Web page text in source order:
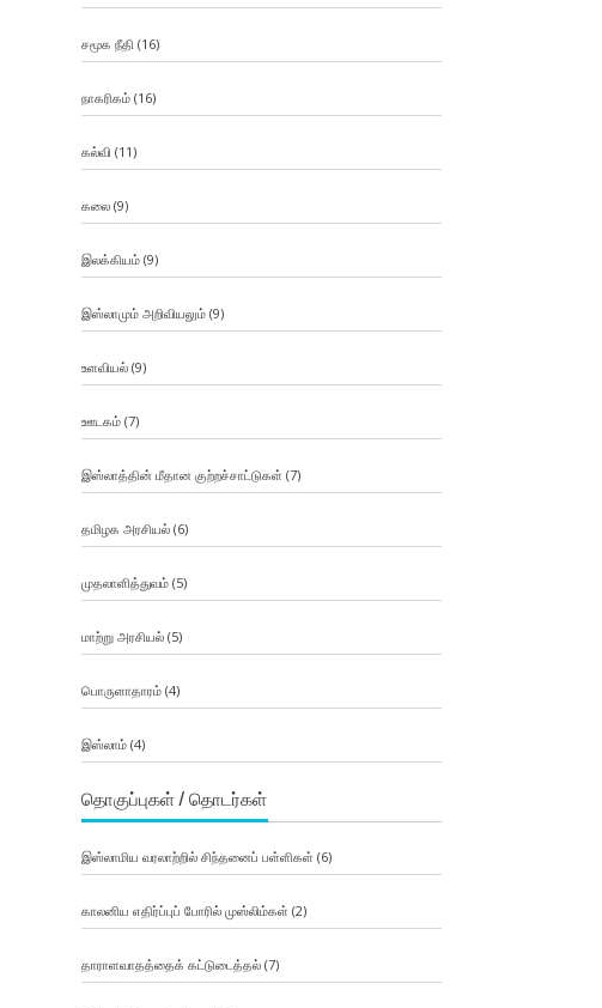
சமூக நீதி (16)
நாகரிகம்(16)
கல்வி (11)
கலை(9)
இலக்கியம்(9)
இஸ்லாமும் அறிவியலும்(9)
உளவியல்(9)
ஊடகம்(7)
இஸ்லாத்தின் மீதான குற்றச்சாட்டுகள் (7)
தமிழக அரசியல்(6)
முதலாளித்துவம்(5)
மாற்று அரசியல்(5)
பொருளாதாரம்(4)
இஸ்லாம்(4)
தொகுப்புகள் / தொடர்கள்
இஸ்லாமிய வரலாற்றில் சிந்தனைப் பள்ளிகள் (6)
காலனிய எதிர்ப்புப் போரில் முஸ்லிம்கள் (2)
தாராளவாதத்தைக் கட்டுடைத்தல்(7)